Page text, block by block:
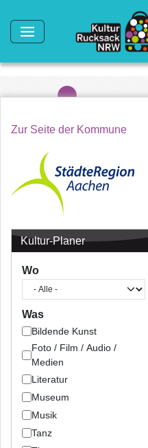
Zur Seite der Kommune
Kultur-Planer
Wo
Was
Bildende Kunst
Foto / Film / Audio /
Medien
Literatur
Museum
Musik
Tanz